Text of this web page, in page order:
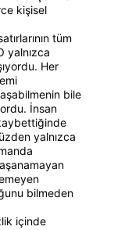
kişisel
tüm
yalnızca
Her
bile
İnsan
yalnızca
bilmeden
içinde